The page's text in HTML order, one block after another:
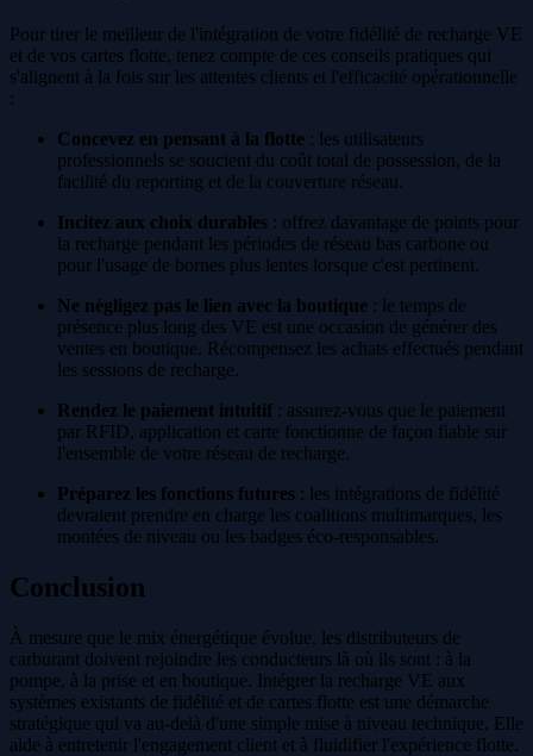
Pour tirer le meilleur de l'intégration de votre fidélité de recharge VE
et de vos cartes flotte, tenez compte de ces conseils pratiques qui
s'alignent à la fois sur les attentes clients et l'efficacité opérationnelle
:
Concevez en pensant à la flotte : les utilisateurs
professionnels se soucient du coût total de possession, de la
facilité du reporting et de la couverture réseau.
Incitez aux choix durables : offrez davantage de points pour
la recharge pendant les périodes de réseau bas carbone ou
pour l'usage de bornes plus lentes lorsque c'est pertinent.
Ne négligez pas le lien avec la boutique : le temps de
présence plus long des VE est une occasion de générer des
ventes en boutique. Récompensez les achats effectués pendant
les sessions de recharge.
Rendez le paiement intuitif : assurez-vous que le paiement
par RFID, application et carte fonctionne de façon fiable sur
l'ensemble de votre réseau de recharge.
Préparez les fonctions futures : les intégrations de fidélité
devraient prendre en charge les coalitions multimarques, les
montées de niveau ou les badges éco-responsables.
Conclusion
À mesure que le mix énergétique évolue, les distributeurs de
carburant doivent rejoindre les conducteurs là où ils sont : à la
pompe, à la prise et en boutique. Intégrer la recharge VE aux
systèmes existants de fidélité et de cartes flotte est une démarche
stratégique qui va au-delà d'une simple mise à niveau technique. Elle
aide à entretenir l'engagement client et à fluidifier l'expérience flotte.